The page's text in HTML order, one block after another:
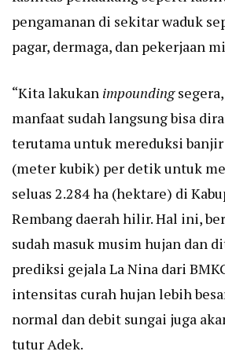
pengamanan di sekitar waduk
pagar, dermaga, dan pekerjaan
“Kita lakukan impounding
manfaat sudah langsung bisa
terutama untuk mereduksi banjir
(meter kubik) per detik untuk
seluas 2.284 ha (hektare) di
Rembang daerah hilir. Hal ini,
sudah masuk musim hujan dan
prediksi gejala La Nina dari
intensitas curah hujan lebih
normal dan debit sungai juga
tutur Adek.